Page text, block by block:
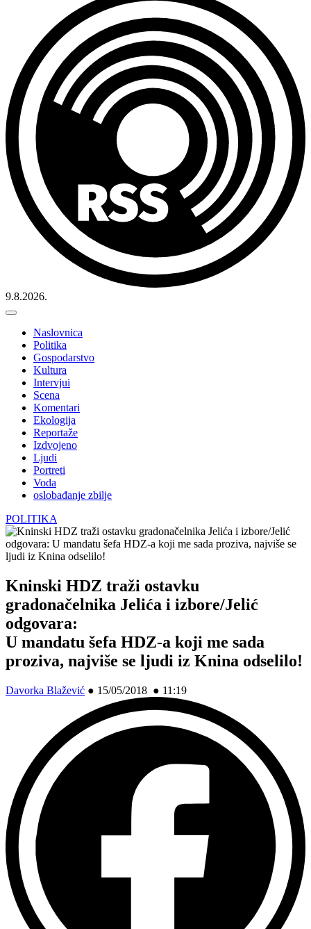
9.8.2026.
Naslovnica
Politika
Gospodarstvo
Kultura
Intervjui
Scena
Komentari
Ekologija
Reportaže
Izdvojeno
Ljudi
Portreti
Voda
oslobađanje zbilje
POLITIKA
Kninski HDZ traži ostavku
gradonačelnika Jelića i izbore/Jelić
odgovara:
U mandatu šefa HDZ-a koji me sada
proziva, najviše se ljudi iz Knina odselilo!
Davorka Blažević ● 15/05/2018 ● 11:19